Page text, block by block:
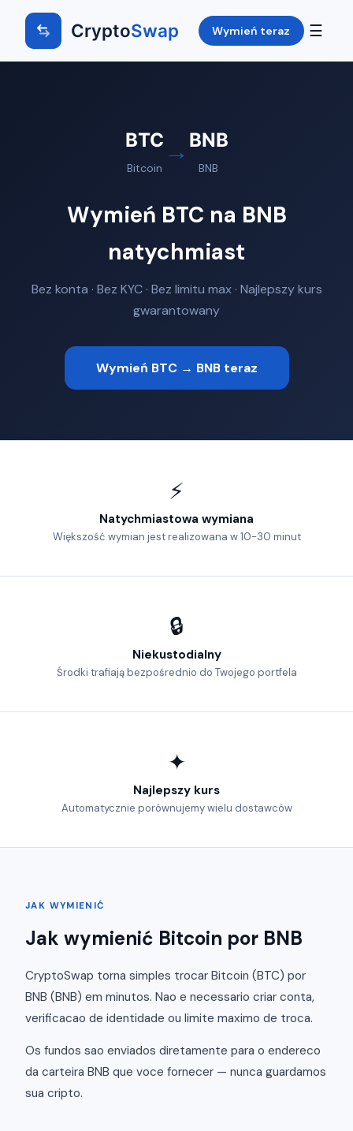
CryptoSwap Wymień teraz ☰
BTC
Bitcoin
→ BNB
BNB
Wymień BTC na BNB
natychmiast
Bez konta · Bez KYC · Bez limitu max · Najlepszy kurs
gwarantowany
Wymień BTC → BNB teraz
⚡
Natychmiastowa wymiana
Większość wymian jest realizowana w 10-30 minut
🔒
Niekustodialny
Środki trafiają bezpośrednio do Twojego portfela
✦
Najlepszy kurs
Automatycznie porównujemy wielu dostawców
JAK WYMIENIĆ
Jak wymienić Bitcoin por BNB
CryptoSwap torna simples trocar Bitcoin (BTC) por
BNB (BNB) em minutos. Nao e necessario criar conta,
verificacao de identidade ou limite maximo de troca.
Os fundos sao enviados diretamente para o endereco
da carteira BNB que voce fornecer — nunca guardamos
sua cripto.